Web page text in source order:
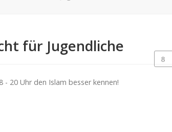
für Jugendliche
20 Uhr den Islam besser kennen!